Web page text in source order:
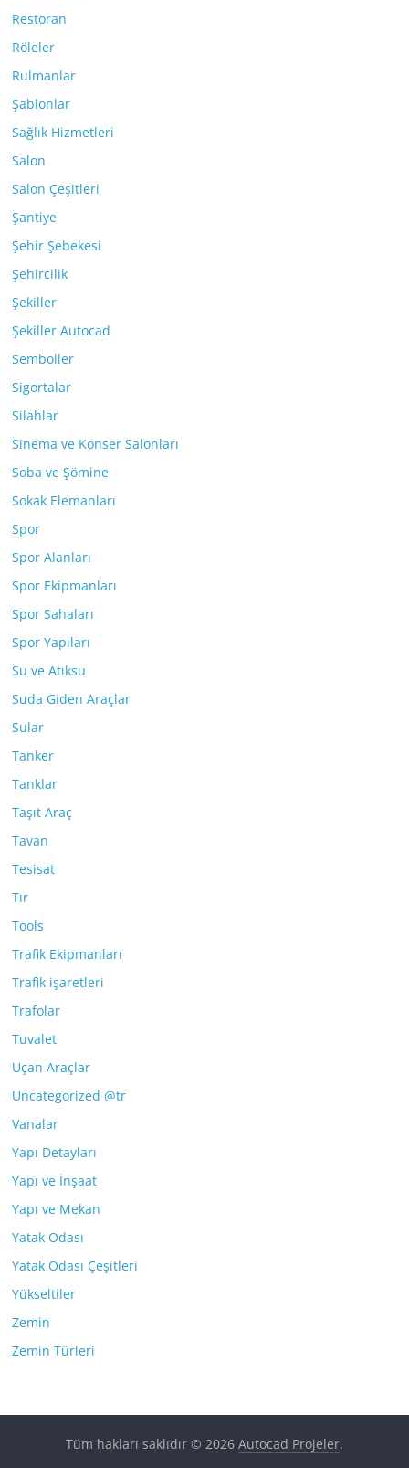
Restoran
Röleler
Rulmanlar
Şablonlar
Sağlık Hizmetleri
Salon
Salon Çeşitleri
Şantiye
Şehir Şebekesi
Şehircilik
Şekiller
Şekiller Autocad
Semboller
Sigortalar
Silahlar
Sinema ve Konser Salonları
Soba ve Şömine
Sokak Elemanları
Spor
Spor Alanları
Spor Ekipmanları
Spor Sahaları
Spor Yapıları
Su ve Atıksu
Suda Giden Araçlar
Sular
Tanker
Tanklar
Taşıt Araç
Tavan
Tesisat
Tır
Tools
Trafik Ekipmanları
Trafik işaretleri
Trafolar
Tuvalet
Uçan Araçlar
Uncategorized @tr
Vanalar
Yapı Detayları
Yapı ve İnşaat
Yapı ve Mekan
Yatak Odası
Yatak Odası Çeşitleri
Yükseltiler
Zemin
Zemin Türleri
Tüm hakları saklıdır © 2026 Autocad Projeler.